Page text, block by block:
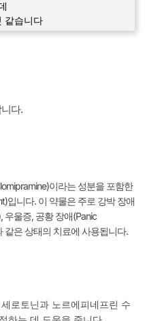
같습니다
다.
이라는 성분을 포함한
입니다. 이 약물은 주로 강박 장애
우울증, 공황 장애(Panic
같은 상태의 치료에 사용됩니다.
로토닌과 노르에피네프린 수